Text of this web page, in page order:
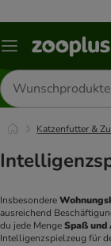
Menü
Produkte
suchen
Katzenfutter &
Insbesondere
ausreichend
du jede Menge Spaß und
Intelligenzspielzeug für